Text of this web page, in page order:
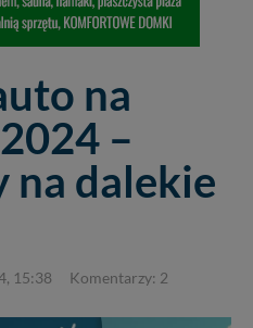
na
–
na dalekie
15:38 Komentarzy: 2